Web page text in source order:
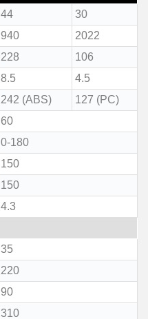
44
30
940
2022
228 106
8.5
4.5
242 (ABS)
127 (PC)
60
0-180
150
150
4.3
35
220
90
310